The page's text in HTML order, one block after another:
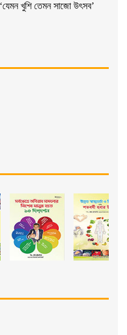
খুশি তেমন সাজো উৎসব’